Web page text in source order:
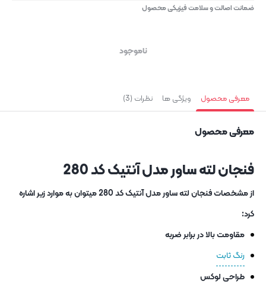
ضمانت اصالت و سلامت فیزیکی محصول
ناموجود
معرفی محصول ویژگی ها نظرات (3)
معرفی محصول
فنجان لته ساور مدل آنتیک کد 280
از مشخصات فنجان لته ساور مدل آنتیک کد 280 میتوان به موارد زیر اشاره
کرد:
مقاومت بالا در برابر ضربه
رنگ ثابت
طراحی لوکس